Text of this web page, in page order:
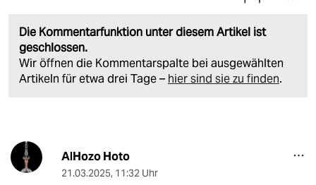
Die Kommentarfunktion unter diesem Artikel ist
geschlossen.
Wir öffnen die Kommentarspalte bei ausgewählten
Artikeln für etwa drei Tage – hier sind sie zu finden.
AlHozo Hoto
21.03.2025, 11:32 Uhr